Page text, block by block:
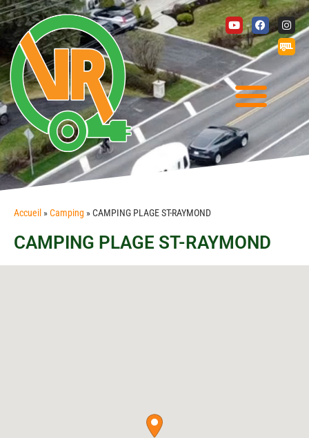
Accueil »Camping »CAMPING PLAGE ST-RAYMOND
CAMPING PLAGE ST-RAYMOND